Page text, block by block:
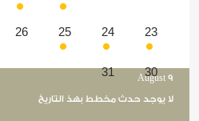
23
24
25
26
30
31
August 9
لا يوجد حدث مخطط بهذ التاريخ